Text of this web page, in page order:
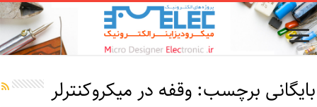
بایگانی برچسب:وقفه در میکروکنترلر